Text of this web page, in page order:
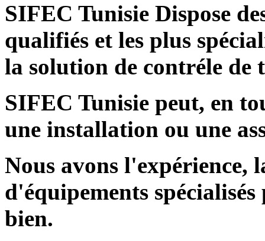
SIFEC Tunisie Dispose
qualifiés et les plus
la solution de contréle de
SIFEC Tunisie peut, en
une installation ou une
Nous avons l'expérience,
d'équipements
bien.